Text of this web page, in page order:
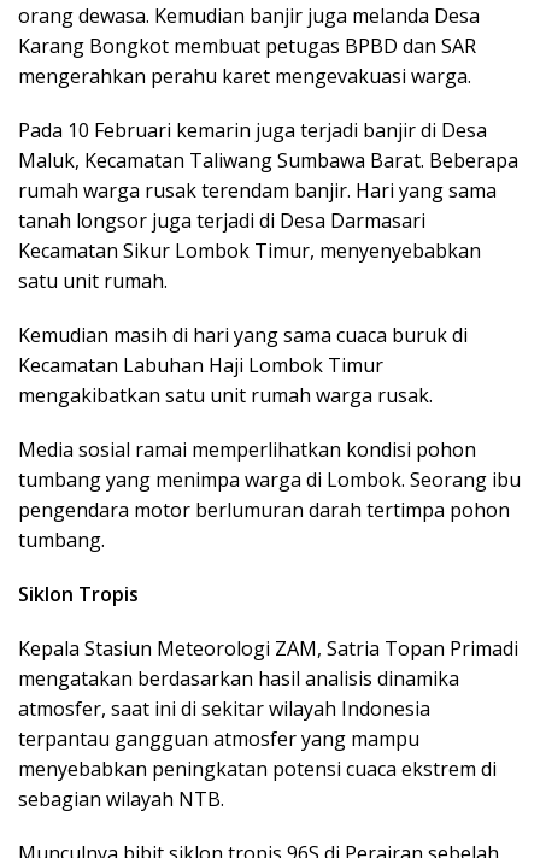
orang dewasa. Kemudian banjir juga melanda Desa
Karang Bongkot membuat petugas BPBD dan SAR
mengerahkan perahu karet mengevakuasi warga.
Pada 10 Februari kemarin juga terjadi banjir di Desa
Maluk, Kecamatan Taliwang Sumbawa Barat. Beberapa
rumah warga rusak terendam banjir. Hari yang sama
tanah longsor juga terjadi di Desa Darmasari
Kecamatan Sikur Lombok Timur, menyenyebabkan
satu unit rumah.
Kemudian masih di hari yang sama cuaca buruk di
Kecamatan Labuhan Haji Lombok Timur
mengakibatkan satu unit rumah warga rusak.
Media sosial ramai memperlihatkan kondisi pohon
tumbang yang menimpa warga di Lombok. Seorang ibu
pengendara motor berlumuran darah tertimpa pohon
tumbang.
Siklon Tropis
Kepala Stasiun Meteorologi ZAM, Satria Topan Primadi
mengatakan berdasarkan hasil analisis dinamika
atmosfer, saat ini di sekitar wilayah Indonesia
terpantau gangguan atmosfer yang mampu
menyebabkan peningkatan potensi cuaca ekstrem di
sebagian wilayah NTB.
Munculnya bibit siklon tropis 96S di Perairan sebelah